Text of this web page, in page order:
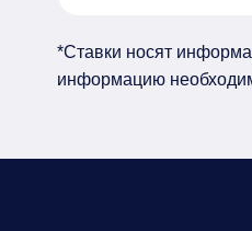
*Ставки носят
информацию